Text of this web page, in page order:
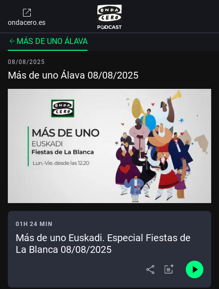
ondacero.es
MÁS DE UNO ÁLAVA
08/08/2025
Más de uno Álava 08/08/2025
01H 24 MIN
Más de uno Euskadi. Especial Fiestas de
La Blanca 08/08/2025